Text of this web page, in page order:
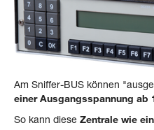
Am Sniffer-BUS können
einer Ausgangsspannung ab
So kann diese Zentrale wie